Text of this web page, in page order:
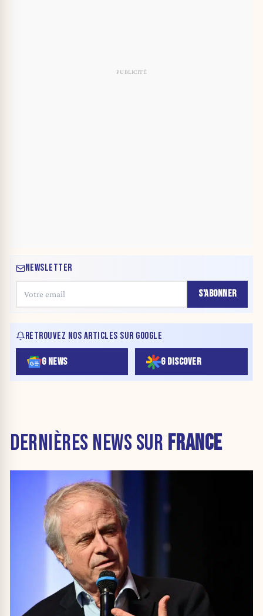
NEWSLETTER
S'ABONNER
RETROUVEZ NOS ARTICLES SUR GOOGLE
G NEWS G DISCOVER
DERNIÈRES NEWS SUR FRANCE